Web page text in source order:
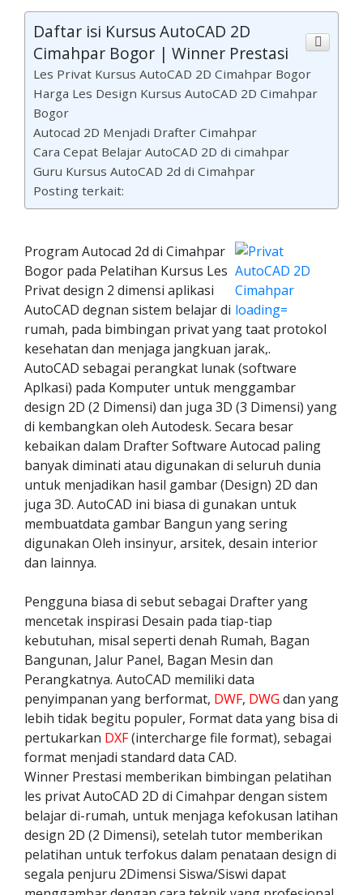
Daftar isi Kursus AutoCAD 2D
Cimahpar Bogor | Winner Prestasi
Les Privat Kursus AutoCAD 2D Cimahpar Bogor
Harga Les Design Kursus AutoCAD 2D Cimahpar
Bogor
Autocad 2D Menjadi Drafter Cimahpar
Cara Cepat Belajar AutoCAD 2D di cimahpar
Guru Kursus AutoCAD 2d di Cimahpar
Posting terkait:
Program Autocad 2d di Cimahpar
Bogor pada Pelatihan Kursus Les
Privat design 2 dimensi aplikasi
AutoCAD degnan sistem belajar di
rumah, pada bimbingan privat yang taat protokol
kesehatan dan menjaga jangkuan jarak,.
AutoCAD sebagai perangkat lunak (software
Aplkasi) pada Komputer untuk menggambar
design 2D (2 Dimensi) dan juga 3D (3 Dimensi) yang
di kembangkan oleh Autodesk. Secara besar
kebaikan dalam Drafter Software Autocad paling
banyak diminati atau digunakan di seluruh dunia
untuk menjadikan hasil gambar (Design) 2D dan
juga 3D. AutoCAD ini biasa di gunakan untuk
membuatdata gambar Bangun yang sering
digunakan Oleh insinyur, arsitek, desain interior
dan lainnya.
Pengguna biasa di sebut sebagai Drafter yang
mencetak inspirasi Desain pada tiap-tiap
kebutuhan, misal seperti denah Rumah, Bagan
Bangunan, Jalur Panel, Bagan Mesin dan
Perangkatnya. AutoCAD memiliki data
penyimpanan yang berformat, DWF, DWG dan yang
lebih tidak begitu populer, Format data yang bisa di
pertukarkan DXF(intercharge file format), sebagai
format menjadi standard data CAD.
Winner Prestasi memberikan bimbingan pelatihan
les privat AutoCAD 2D di Cimahpar dengan sistem
belajar di-rumah, untuk menjaga kefokusan latihan
design 2D (2 Dimensi), setelah tutor memberikan
pelatihan untuk terfokus dalam penataan design di
segala penjuru 2Dimensi Siswa/Siswi dapat